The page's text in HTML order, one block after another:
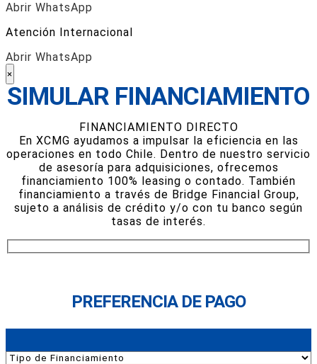
Abrir WhatsApp
Atención Internacional
Abrir WhatsApp
×
SIMULAR FINANCIAMIENTO
FINANCIAMIENTO DIRECTO
En XCMG ayudamos a impulsar la eficiencia en las
operaciones en todo Chile. Dentro de nuestro servicio
de asesoría para adquisiciones, ofrecemos
financiamiento 100% leasing o contado. También
financiamiento a través de Bridge Financial Group,
sujeto a análisis de crédito y/o con tu banco según
tasas de interés.
PREFERENCIA DE PAGO